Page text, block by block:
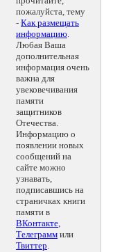
пожалуйста, тему
- Как размещать
информацию.
Любая Ваша
дополнительная
информация очень
важна для
увековечивания
памяти
защитников
Отечества.
Информацию о
появлении новых
сообщений на
сайте можно
узнавать,
подписавшись на
страничках книги
памяти в
ВКонтакте,
Телеграмм или
Твиттер.